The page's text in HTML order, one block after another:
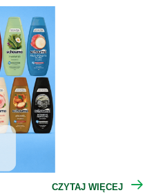
CZYTAJ WIĘCEJ